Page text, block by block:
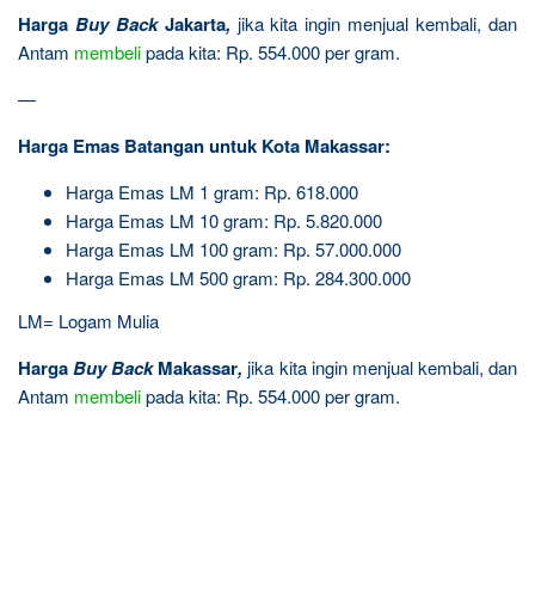
Harga Buy Back Jakarta, jika kita ingin menjual kembali, dan
Antam membelipada kita: Rp. 554.000 per gram.
—
Harga Emas Batangan untuk Kota Makassar:
Harga Emas LM 1 gram: Rp. 618.000
Harga Emas LM 10 gram: Rp. 5.820.000
Harga Emas LM 100 gram: Rp. 57.000.000
Harga Emas LM 500 gram: Rp. 284.300.000
LM= Logam Mulia
HargaBuy BackMakassar, jika kita ingin menjual kembali, dan
Antam membelipada kita: Rp. 554.000 per gram.